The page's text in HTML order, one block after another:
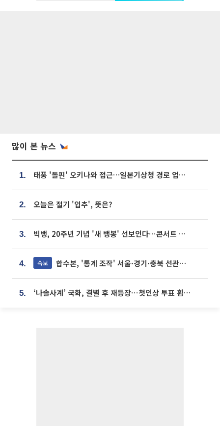
많이 본 뉴스
1. 태풍 '돌핀' 오키나와 접근…일본기상청 경로 업데이트
2. 오늘은 절기 '입추', 뜻은?
3. 빅뱅, 20주년 기념 '새 뱅봉' 선보인다⋯콘서트 앞두고 팝업 개최
4. 속보 합수본, '통계 조작' 서울·경기·충북 선관위 등 추가 압수수색
5. ‘나솔사계’ 국화, 결별 후 재등장⋯첫인상 투표 휩쓸고 ‘인기녀’ 등극